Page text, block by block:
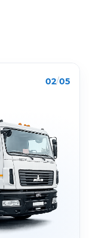
03/05